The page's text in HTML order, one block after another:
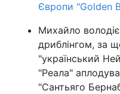
Європи "Golden
Михайло
дриблінгом, за
"український
"Реала"
"Сантьяго